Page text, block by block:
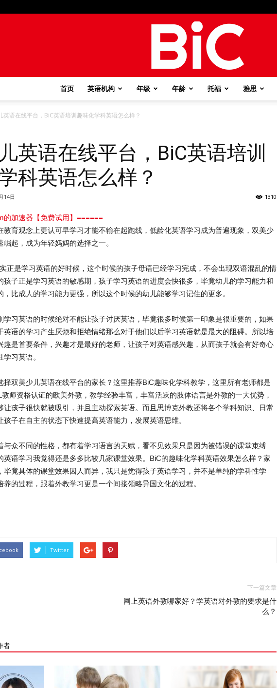
首页 英语机构 年级 年龄 托福 雅思
英语在线平台，BiC英语培训趣味化学科英语怎么样？
英语在线平台，BiC英语培训
科英语怎么样？
14日 1310
的加速器【免费试用】======
教育观念上更认可早学习才能不输在起跑线，低龄化英语学习成为普遍现象，双美少
崛起，成为年轻妈妈的选择之一。
是学习英语的好时候，这个时候的孩子母语已经学习完成，不会出现双语混乱的情
孩子正是学习英语的敏感期，孩子学习英语的进度会快很多，毕竟幼儿的学习能力和
，比成人的学习能力更强，所以这个时候的幼儿能够学习记住的更多。
英语的时候绝对不能让孩子讨厌英语，毕竟很多时候第一印象是很重要的，如果
英语的学习产生厌烦和拒绝情绪那么对于他们以后学习英语就是最大的阻碍。所以培
趣是首要条件，兴趣才是最好的老师，让孩子对英语感兴趣，从而孩子就会有好奇心
习英语。
美少儿英语在线平台的家长？这里推荐BiC趣味化学科教学，这里所有老师都是
师资格认证的欧美外教，教学经验丰富，丰富活跃的肢体语言是外教的一大优势，
让孩子很快就被吸引，并且主动探索英语。而且思博克外教还将各个学科知识、日常
孩子在自主的状态下快速提高英语能力，发展英语思维。
众不同的性格，都有着学习语言的天赋，看不见效果只是因为被错误的课堂束缚
英语学习我觉得还是多多比较几家课堂效果。BiC的趣味化学科英语效果怎么样？家
毕竟具体的课堂效果因人而异，我只是觉得孩子英语学习，并不是单纯的学科性学
养的过程，跟着外教学习更是一个间接领略异国文化的过程。
Twitter
下一篇文章
网上英语外教哪家好？学英语对外教的要求是什
么？
者